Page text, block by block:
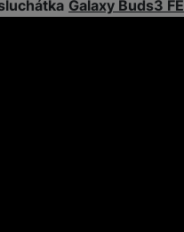
Galaxy Buds3 FE